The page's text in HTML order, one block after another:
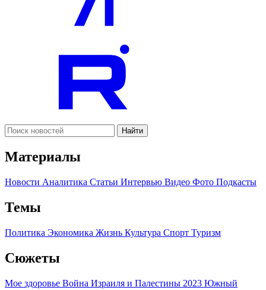
Найти
Материалы
Новости Аналитика Статьи Интервью Видео Фото Подкасты
Темы
Политика Экономика Жизнь Культура Спорт Туризм
Сюжеты
Мое здоровье Война Израиля и Палестины 2023 Южный